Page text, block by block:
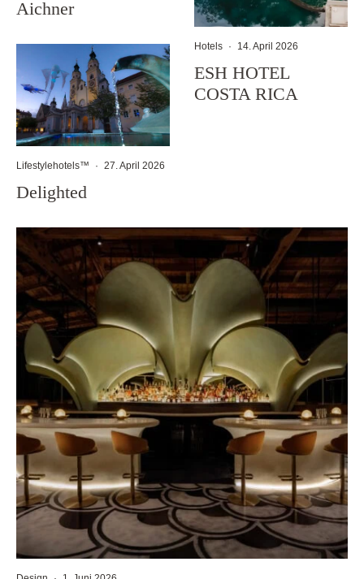
Aichner
Lifestylehotels™ · 27. April 2026
Delighted
Hotels · 14. April 2026
ESH HOTEL
COSTA RICA